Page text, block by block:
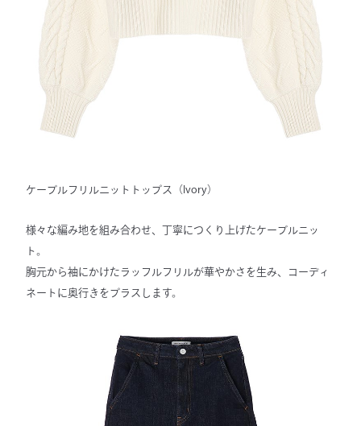
ケーブルフリルニットトップス （Ivory）
様々な編み地を組み合わせ、丁寧につくり上げたケーブルニッ
ト。
胸元から袖にかけたラッフルフリルが華やかさを生み、コーディ
ネートに奥行きをプラスします。